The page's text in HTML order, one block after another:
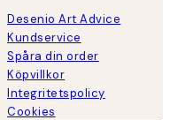
Desenio Art Advice
Kundservice
Spåra din order
Köpvillkor
Integritetspolicy
Cookies